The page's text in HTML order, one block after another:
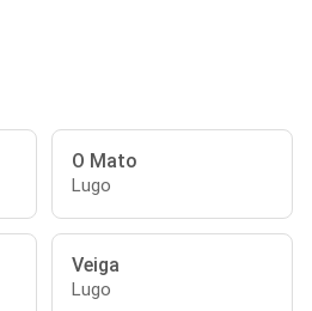
O Mato
Lugo
Veiga
Lugo